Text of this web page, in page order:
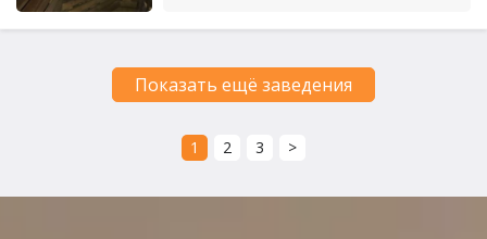
Показать ещё заведения
1 2 3 >